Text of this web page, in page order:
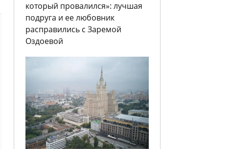
который провалился»: лучшая
подруга и ее любовник
расправились с Заремой
Оздоевой